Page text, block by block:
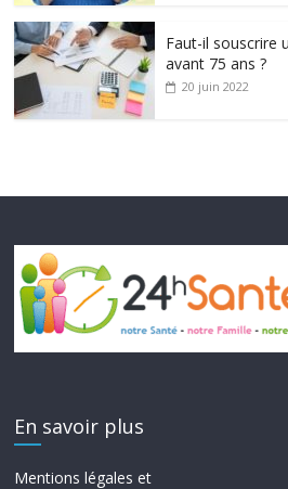
Faut-il souscrire
avant 75 ans ?
20 juin 2022
En savoir plus
Mentions légales et